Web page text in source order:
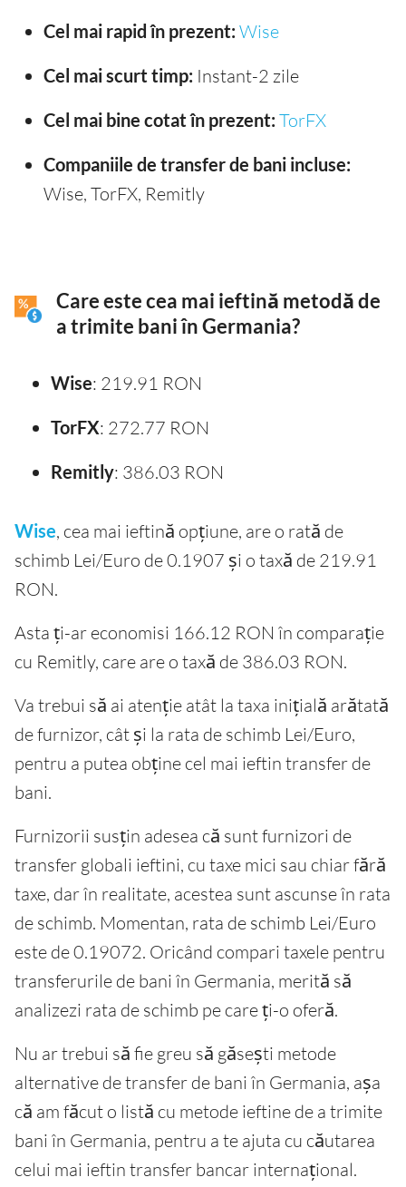
Cel mai rapid în prezent: Wise
Cel mai scurt timp: Instant-2 zile
Cel mai bine cotat în prezent: TorFX
Companiile de transfer de bani incluse:
Wise, TorFX, Remitly
Care este cea mai ieftină metodă de
a trimite bani în Germania?
Wise: 219.91 RON
TorFX: 272.77 RON
Remitly: 386.03 RON
Wise, cea mai ieftină opțiune, are o rată de
schimb Lei/Euro de 0.1907 și o taxă de 219.91
RON.
Asta ți-ar economisi 166.12 RON în comparație
cu Remitly, care are o taxă de 386.03 RON.
Va trebui să ai atenție atât la taxa inițială arătată
de furnizor, cât și la rata de schimb Lei/Euro,
pentru a putea obține cel mai ieftin transfer de
bani.
Furnizorii susțin adesea că sunt furnizori de
transfer globali ieftini, cu taxe mici sau chiar fără
taxe, dar în realitate, acestea sunt ascunse în rata
de schimb. Momentan, rata de schimb Lei/Euro
este de 0.19072. Oricând compari taxele pentru
transferurile de bani în Germania, merită să
analizezi rata de schimb pe care ți-o oferă.
Nu ar trebui să fie greu să găsești metode
alternative de transfer de bani în Germania, așa
că am făcut o listă cu metode ieftine de a trimite
bani în Germania, pentru a te ajuta cu căutarea
celui mai ieftin transfer bancar internațional.